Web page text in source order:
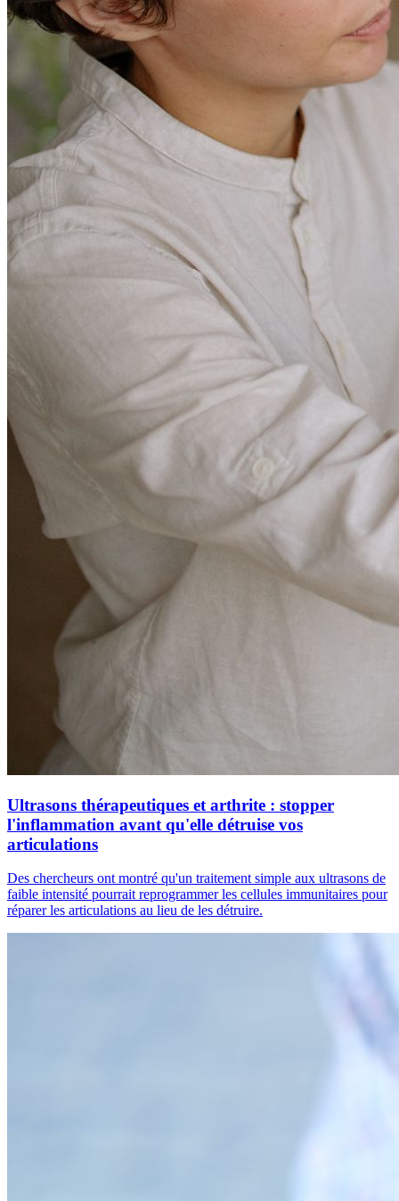
Ultrasons thérapeutiques et arthrite : stopper
l'inflammation avant qu'elle détruise vos
articulations
Des chercheurs ont montré qu'un traitement simple aux ultrasons de
faible intensité pourrait reprogrammer les cellules immunitaires pour
réparer les articulations au lieu de les détruire.